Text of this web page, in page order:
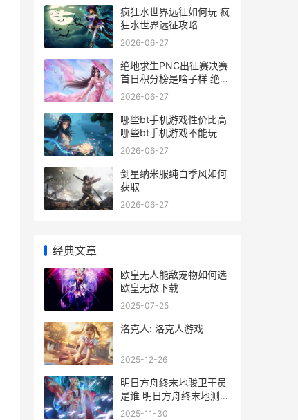
疯狂水世界远征如何玩 疯
狂水世界远征攻略
2026-06-27
绝地求生PNC出征赛决赛
首日积分榜是啥子样 绝地
求生pws
2026-06-27
哪些bt手机游戏性价比高
哪些bt手机游戏不能玩
2026-06-27
剑星纳米服纯白季风如何
获取
2026-06-27
经典文章
欧皇无人能敌宠物如何选
欧皇无敌下载
2025-07-25
洛克人: 洛克人游戏
2025-12-26
明日方舟终末地骏卫干员
是谁 明日方舟终末地测试
资格
2025-11-30